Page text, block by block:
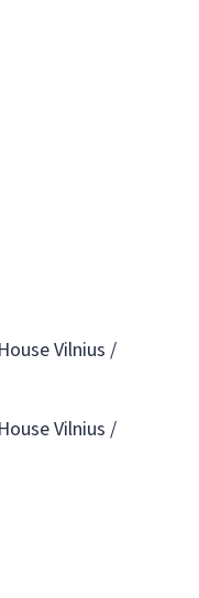
Vilnius /
Vilnius /